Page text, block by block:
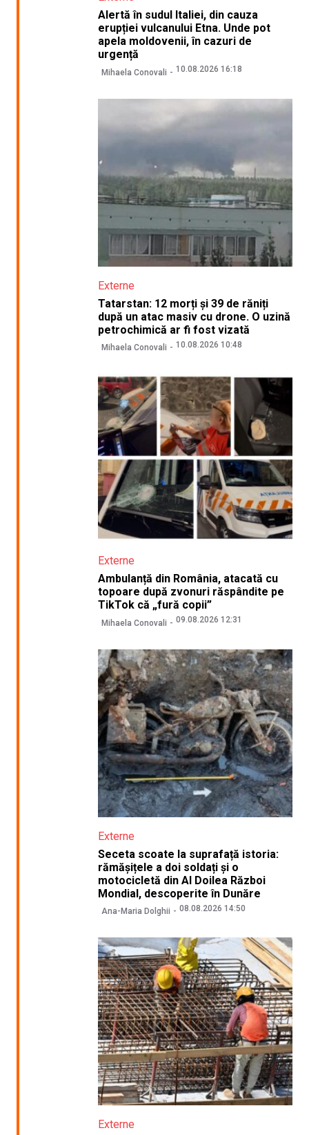
Alertă în sudul Italiei, din cauza
erupției vulcanului Etna. Unde pot
apela moldovenii, în cazuri de
urgență
Mihaela Conovali 10.08.2026 16:18
Externe
Tatarstan: 12 morți și 39 de răniți
după un atac masiv cu drone. O uzină
petrochimică ar fi fost vizată
Mihaela Conovali 10.08.2026 10:48
Externe
Ambulanță din România, atacată cu
topoare după zvonuri răspândite pe
TikTok că „fură copii”
Mihaela Conovali 09.08.2026 12:31
Externe
Seceta scoate la suprafață istoria:
rămășițele a doi soldați și o
motocicletă din Al Doilea Război
Mondial, descoperite în Dunăre
Ana-Maria Dolghii 08.08.2026 14:50
Externe